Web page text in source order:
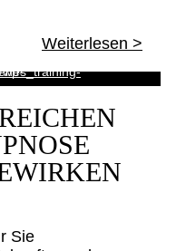
Weiterlesen >
Sie